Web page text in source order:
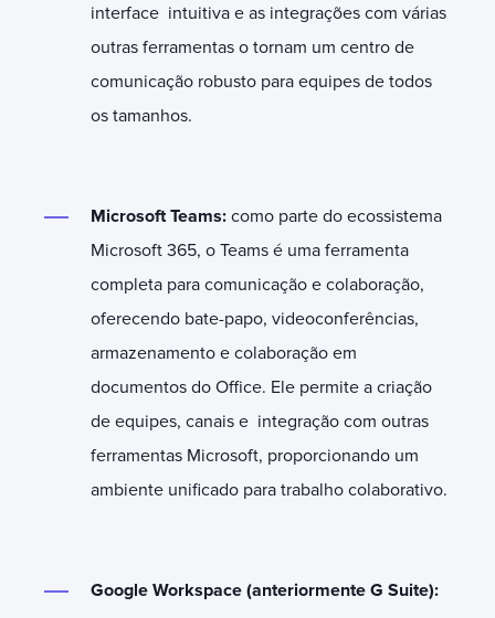
interface intuitiva e as integrações com várias
outras ferramentas o tornam um centro de
comunicação robusto para equipes de todos
os tamanhos.
Microsoft Teams: como parte do ecossistema
Microsoft 365, o Teams é uma ferramenta
completa para comunicação e colaboração,
oferecendo bate-papo, videoconferências,
armazenamento e colaboração em
documentos do Office. Ele permite a criação
de equipes, canais e integração com outras
ferramentas Microsoft, proporcionando um
ambiente unificado para trabalho colaborativo.
Google Workspace (anteriormente G Suite):